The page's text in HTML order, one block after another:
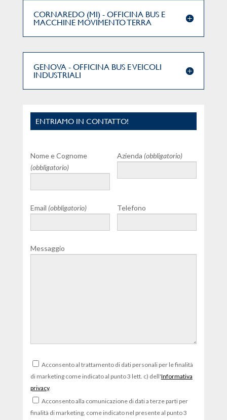
CORNAREDO (MI) - OFFICINA BUS E
MACCHINE MOVIMENTO TERRA
GENOVA - OFFICINA BUS E VEICOLI
INDUSTRIALI
ENTRIAMO IN CONTATTO!
Nome e Cognome
(obbligatorio)
Azienda (obbligatorio)
Email (obbligatorio) Telefono
Messaggio
Acconsento al trattamento di dati personali per le finalità
di marketing come indicato al punto 3 lett. c) dell'Informativa
privacy.
Acconsento alla comunicazione di dati a terze parti per
finalità di marketing, come indicato nel presente al punto 3